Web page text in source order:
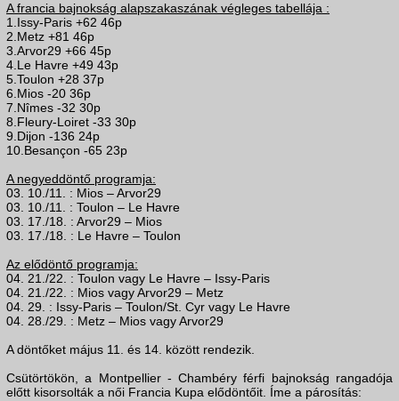
A francia bajnokság alapszakaszának végleges tabellája :
1.Issy-Paris +62 46p
2.Metz +81 46p
3.Arvor29 +66 45p
4.Le Havre +49 43p
5.Toulon +28 37p
6.Mios -20 36p
7.Nîmes -32 30p
8.Fleury-Loiret -33 30p
9.Dijon -136 24p
10.Besançon -65 23p
A negyeddöntő programja:
03. 10./11. : Mios – Arvor29
03. 10./11. : Toulon – Le Havre
03. 17./18. : Arvor29 – Mios
03. 17./18. : Le Havre – Toulon
Az elődöntő programja:
04. 21./22. : Toulon vagy Le Havre – Issy-Paris
04. 21./22. : Mios vagy Arvor29 – Metz
04. 29. : Issy-Paris – Toulon/St. Cyr vagy Le Havre
04. 28./29. : Metz – Mios vagy Arvor29
A döntőket május 11. és 14. között rendezik.
Csütörtökön, a Montpellier - Chambéry férfi bajnokság rangadója
előtt kisorsolták a női Francia Kupa elődöntőit. Íme a párosítás: